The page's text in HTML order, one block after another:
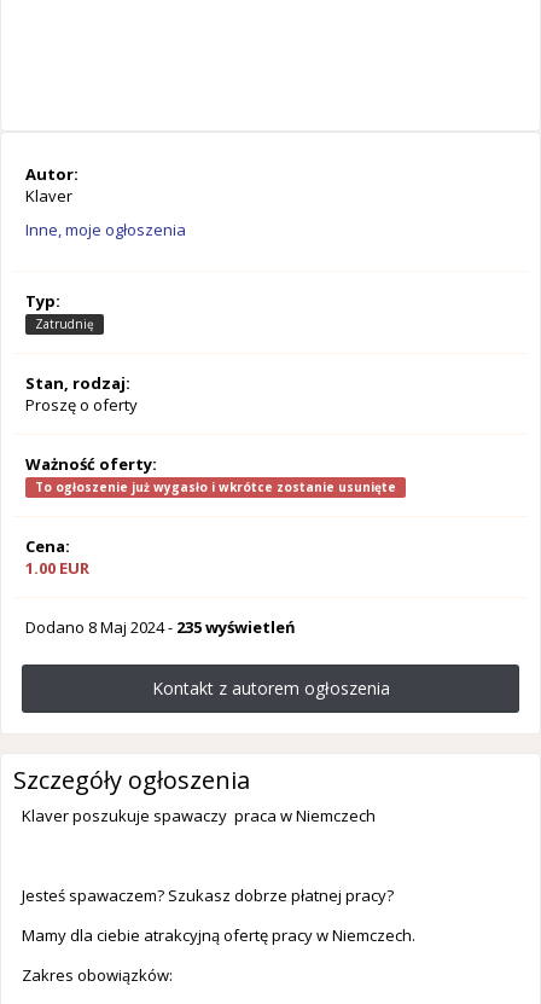
Autor:
Klaver
Inne, moje ogłoszenia
Typ:
Zatrudnię
Stan, rodzaj:
Proszę o oferty
Ważność oferty:
To ogłoszenie już wygasło i wkrótce zostanie usunięte
Cena:
1.00 EUR
Dodano 8 Maj 2024- 235 wyświetleń
Kontakt z autorem ogłoszenia
Szczegóły ogłoszenia
Klaver poszukuje spawaczy praca w Niemczech
Jesteś spawaczem? Szukasz dobrze płatnej pracy?
Mamy dla ciebie atrakcyjną ofertę pracy w Niemczech.
Zakres obowiązków: